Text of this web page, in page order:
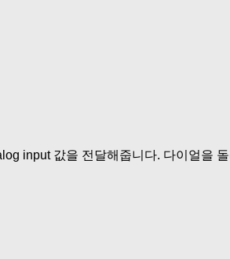
input 값을 전달해줍니다. 다이얼을